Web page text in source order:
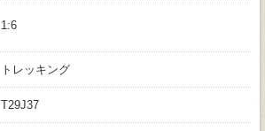
1:6
トレッキング
T29J37